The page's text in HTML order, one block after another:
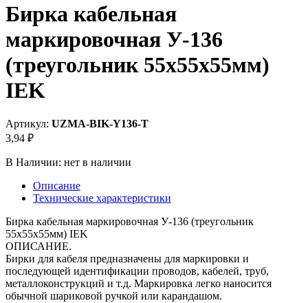
Бирка кабельная
маркировочная У-136
(треугольник 55х55х55мм)
IEK
Артикул: UZMA-BIK-Y136-T
3,94 ₽
В Наличии: нет в наличии
Описание
Технические характеристики
Бирка кабельная маркировочная У-136 (треугольник
55х55х55мм) IEK
ОПИСАНИЕ.
Бирки для кабеля предназначены для маркировки и
последующей идентификации проводов, кабелей, труб,
металлоконструкций и т.д. Маркировка легко наносится
обычной шариковой ручкой или карандашом.